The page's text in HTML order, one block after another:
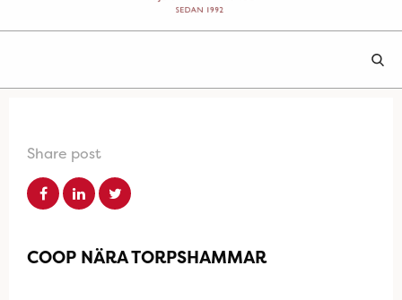
Share post
COOP NÄRA TORPSHAMMAR